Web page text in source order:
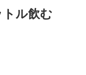
トル飲む